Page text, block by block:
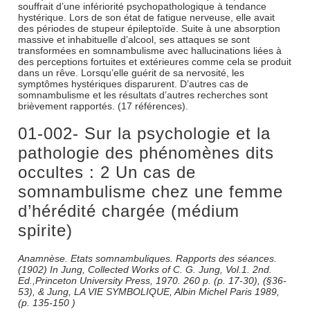
souffrait d’une infériorité psychopathologique à tendance
hystérique. Lors de son état de fatigue nerveuse, elle avait
des périodes de stupeur épileptoïde. Suite à une absorption
massive et inhabituelle d’alcool, ses attaques se sont
transformées en somnambulisme avec hallucinations liées à
des perceptions fortuites et extérieures comme cela se produit
dans un rêve. Lorsqu’elle guérit de sa nervosité, les
symptômes hystériques disparurent. D’autres cas de
somnambulisme et les résultats d’autres recherches sont
brièvement rapportés. (17 références).
01-002- Sur la psychologie et la
pathologie des phénomènes dits
occultes : 2 Un cas de
somnambulisme chez une femme
d’hérédité chargée (médium
spirite)
Anamnèse. Etats somnambuliques. Rapports des séances.
(1902) In Jung, Collected Works of C. G. Jung, Vol.1. 2nd.
Ed.,Princeton University Press, 1970. 260 p. (p. 17-30), (§36-
53), & Jung, LA VIE SYMBOLIQUE, Albin Michel Paris 1989,
(p. 135-150 )